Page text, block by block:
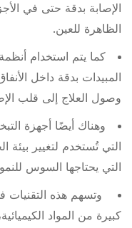
الإصابة بدقة حتى في
الظاهرة للعين.
كما يتم استخدام
المبيدات بدقة داخل
وصول العلاج إلى قلب
وهناك أيضًا أجهزة
التي تُستخدم لتغيير
التي يحتاجها السوس للنمو
وتسهم هذه التقنيات
كبيرة من المواد